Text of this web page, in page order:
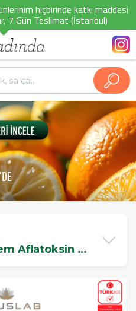
hiçbirinde katkı maddesi
7 Gün Teslimat (İstanbul)
Yerli Çiğ Badem Aflatoksin Testi